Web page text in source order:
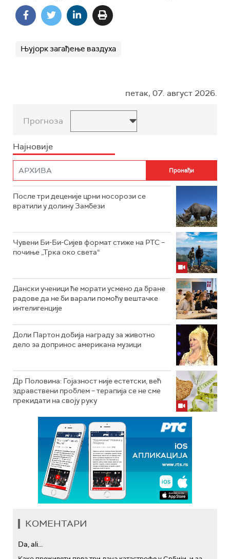
Њујорк загађење ваздуха
петак, 07. август 2026.
Прогноза
Најновије
После три деценије црни носорози се
вратили у долину Замбези
Чувени Би-Би-Сијев формат стиже на РТС –
почиње „Трка око света“
Дански ученици ће морати усмено да бране
радове да не би варали помоћу вештачке
интелигенције
Доли Партон добија награду за животно
дело за допринос американа музици
Др Половина: Гојазност није естетски, већ
здравствени проблем – терапија се не сме
прекидати на своју руку
КОМЕНТАРИ
Da, ali...